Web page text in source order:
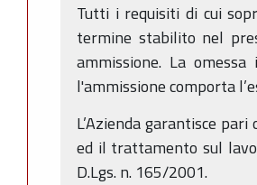
Tutti i requisiti di cui
termine stabilito nel
ammissione. La
l'ammissione comporta
L’Azienda garantisce
ed il trattamento sul
D.Lgs. n. 165/2001.